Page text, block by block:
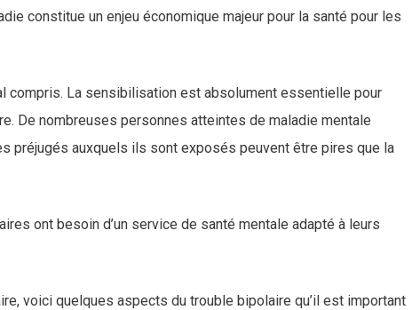
constitue un enjeu économique majeur pour la santé pour les
compris. La sensibilisation est absolument essentielle pour
De nombreuses personnes atteintes de maladie mentale
préjugés auxquels ils sont exposés peuvent être pires que la
ont besoin d’un service de santé mentale adapté à leurs
voici quelques aspects du trouble bipolaire qu’il est important